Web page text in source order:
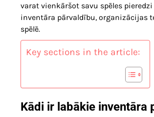
varat vienkāršot savu spēles
inventāra pārvaldību, organizācijas
spēlē.
Key sections in the article:
Kādi ir labākie inventāra